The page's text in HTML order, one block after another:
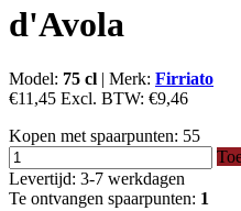
d'Avola
Model: 75 cl | Merk: Firriato
€11,45 Excl. BTW: €9,46
Kopen met spaarpunten: 55
Levertijd: 3-7 werkdagen
Te ontvangen spaarpunten: 1